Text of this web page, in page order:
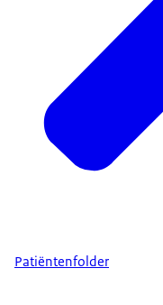
Patiëntenfolder